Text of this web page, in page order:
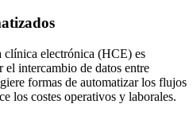
clínica electrónica (HCE) es
intercambio de datos entre
formas de automatizar los flujos
los costes operativos y laborales.